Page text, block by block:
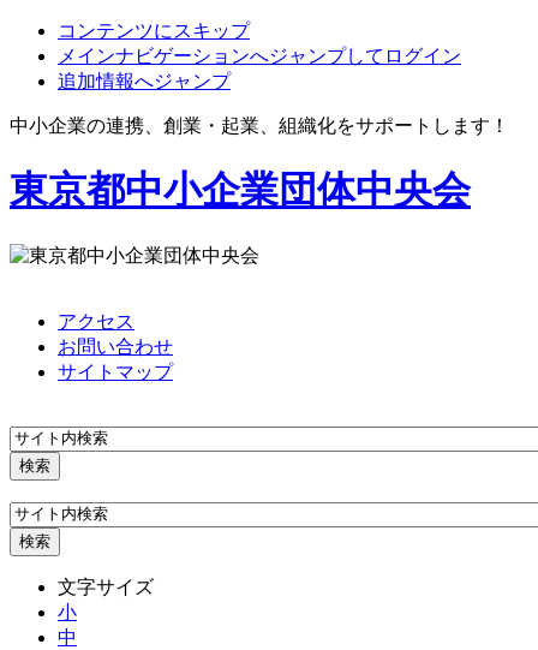
コンテンツにスキップ
メインナビゲーションへジャンプしてログイン
追加情報へジャンプ
中小企業の連携、創業・起業、組織化をサポートします！
東京都中小企業団体中央会
アクセス
お問い合わせ
サイトマップ
文字サイズ
小
中